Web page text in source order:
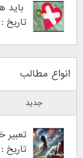
باید
تاریخ : 17 / فروردین / 1395
انواع مطالب
جدید
تاریخ : 09 / دی / 1403